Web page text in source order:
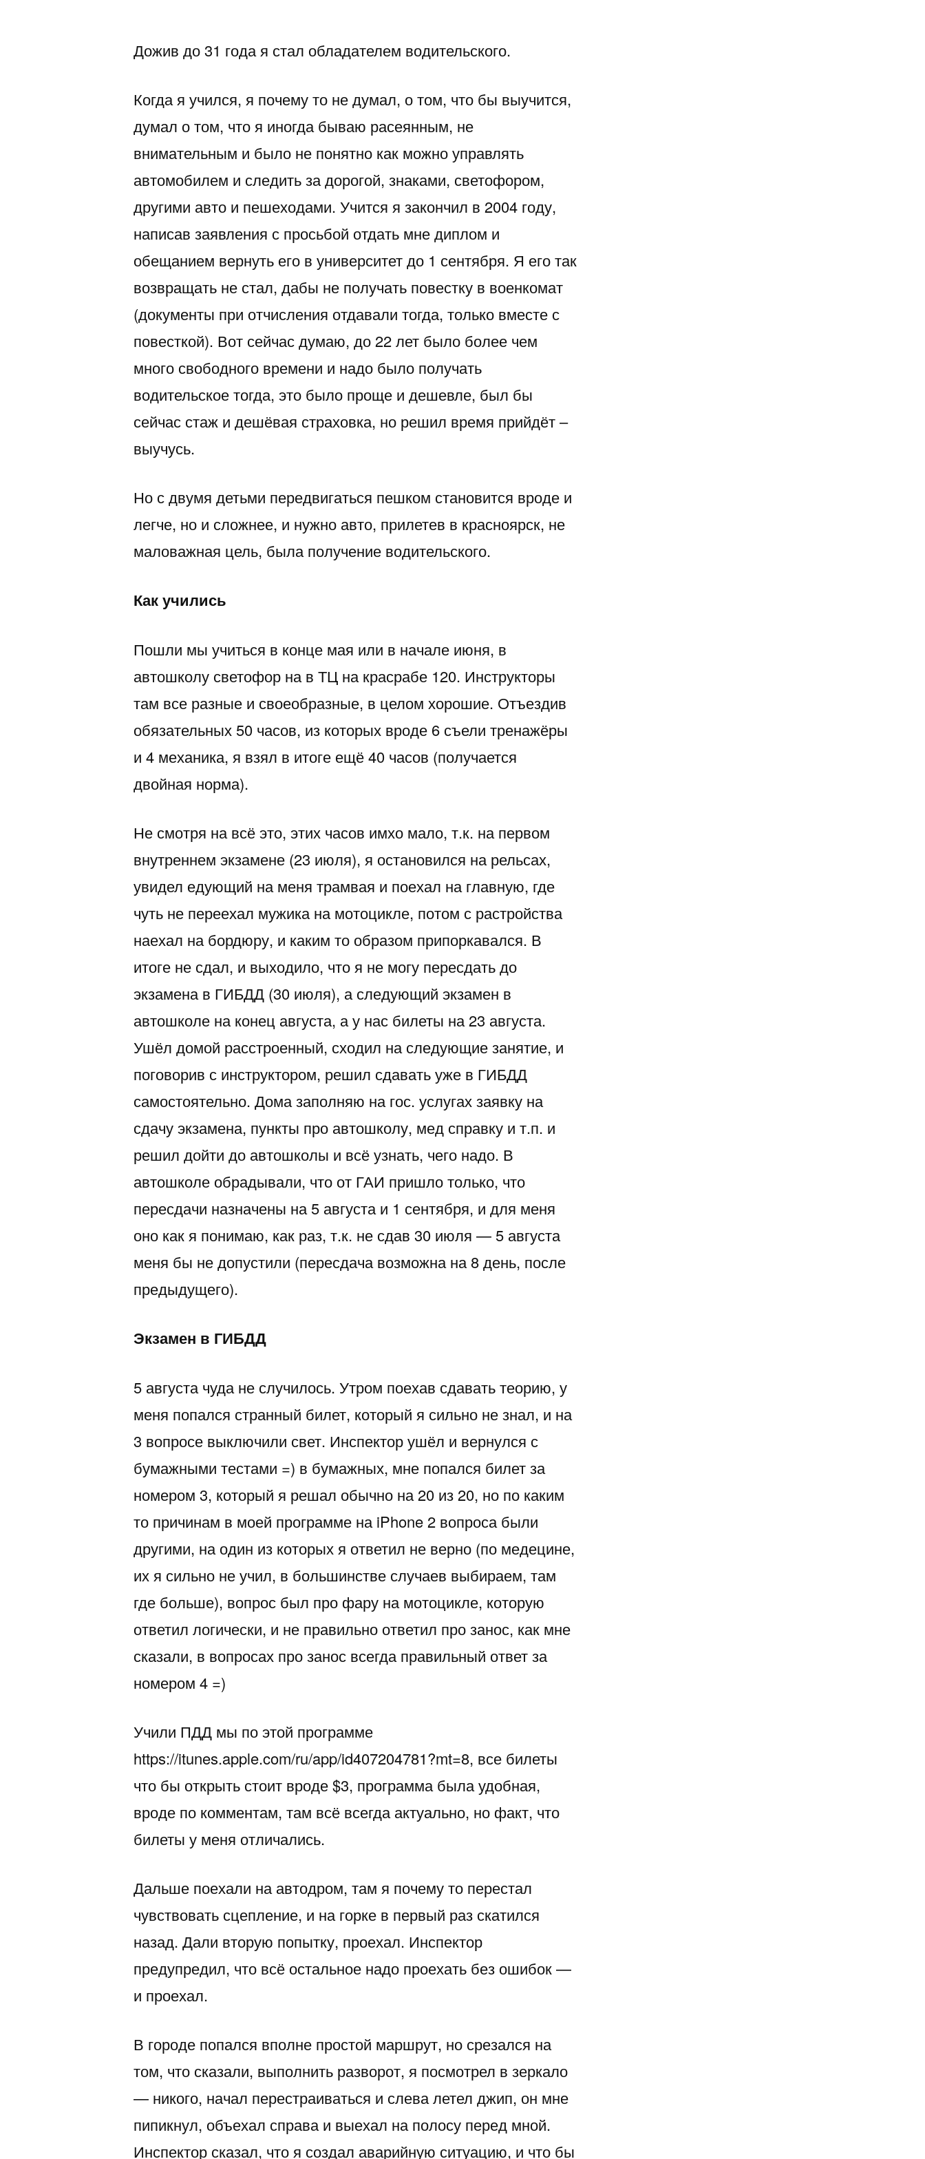
Дожив до 31 года я стал обладателем водительского.
Когда я учился, я почему то не думал, о том, что бы выучится,
думал о том, что я иногда бываю расеянным, не
внимательным и было не понятно как можно управлять
автомобилем и следить за дорогой, знаками, светофором,
другими авто и пешеходами. Учится я закончил в 2004 году,
написав заявления с просьбой отдать мне диплом и
обещанием вернуть его в университет до 1 сентября. Я его так
возвращать не стал, дабы не получать повестку в военкомат
(документы при отчисления отдавали тогда, только вместе с
повесткой). Вот сейчас думаю, до 22 лет было более чем
много свободного времени и надо было получать
водительское тогда, это было проще и дешевле, был бы
сейчас стаж и дешёвая страховка, но решил время прийдёт –
выучусь.
Но с двумя детьми передвигаться пешком становится вроде и
легче, но и сложнее, и нужно авто, прилетев в красноярск, не
маловажная цель, была получение водительского.
Как учились
Пошли мы учиться в конце мая или в начале июня, в
автошколу светофор на в ТЦ на красрабе 120. Инструкторы
там все разные и своеобразные, в целом хорошие. Отъездив
обязательных 50 часов, из которых вроде 6 съели тренажёры
и 4 механика, я взял в итоге ещё 40 часов (получается
двойная норма).
Не смотря на всё это, этих часов имхо мало, т.к. на первом
внутреннем экзамене (23 июля), я остановился на рельсах,
увидел едующий на меня трамвая и поехал на главную, где
чуть не переехал мужика на мотоцикле, потом с растройства
наехал на бордюру, и каким то образом припоркавался. В
итоге не сдал, и выходило, что я не могу пересдать до
экзамена в ГИБДД (30 июля), а следующий экзамен в
автошколе на конец августа, а у нас билеты на 23 августа.
Ушёл домой расстроенный, сходил на следующие занятие, и
поговорив с инструктором, решил сдавать уже в ГИБДД
самостоятельно. Дома заполняю на гос. услугах заявку на
сдачу экзамена, пункты про автошколу, мед справку и т.п. и
решил дойти до автошколы и всё узнать, чего надо. В
автошколе обрадывали, что от ГАИ пришло только, что
пересдачи назначены на 5 августа и 1 сентября, и для меня
оно как я понимаю, как раз, т.к. не сдав 30 июля — 5 августа
меня бы не допустили (пересдача возможна на 8 день, после
предыдущего).
Экзамен в ГИБДД
5 августа чуда не случилось. Утром поехав сдавать теорию, у
меня попался странный билет, который я сильно не знал, и на
3 вопросе выключили свет. Инспектор ушёл и вернулся с
бумажными тестами =) в бумажных, мне попался билет за
номером 3, который я решал обычно на 20 из 20, но по каким
то причинам в моей программе на iPhone 2 вопроса были
другими, на один из которых я ответил не верно (по медецине,
их я сильно не учил, в большинстве случаев выбираем, там
где больше), вопрос был про фару на мотоцикле, которую
ответил логически, и не правильно ответил про занос, как мне
сказали, в вопросах про занос всегда правильный ответ за
номером 4 =)
Учили ПДД мы по этой программе
https://itunes.apple.com/ru/app/id407204781?mt=8, все билеты
что бы открыть стоит вроде $3, программа была удобная,
вроде по комментам, там всё всегда актуально, но факт, что
билеты у меня отличались.
Дальше поехали на автодром, там я почему то перестал
чувствовать сцепление, и на горке в первый раз скатился
назад. Дали вторую попытку, проехал. Инспектор
предупредил, что всё остальное надо проехать без ошибок —
и проехал.
В городе попался вполне простой маршрут, но срезался на
том, что сказали, выполнить разворот, я посмотрел в зеркало
— никого, начал перестраиваться и слева летел джип, он мне
пипикнул, объехал справа и выехал на полосу перед мной.
Инспектор сказал, что я создал аварийную ситуацию, и что бы